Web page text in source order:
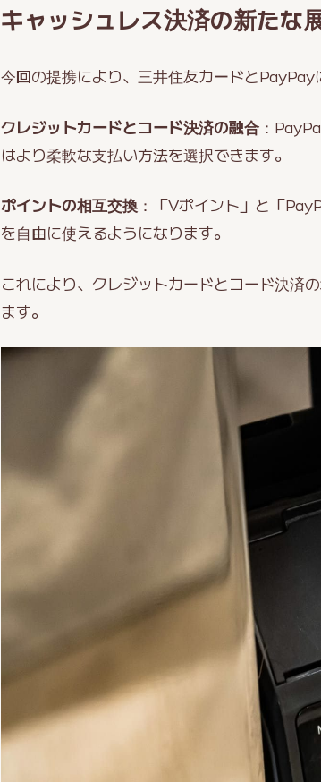
キャッシュレス決済の新たな
今回の提携により、三井住友カードとPayPay
クレジットカードとコード決済の融合 ：
はより柔軟な支払い方法を選択できます。
ポイントの相互交換 ：「Vポイント」と「
を自由に使えるようになります。
これにより、クレジットカードとコード決済
ます。